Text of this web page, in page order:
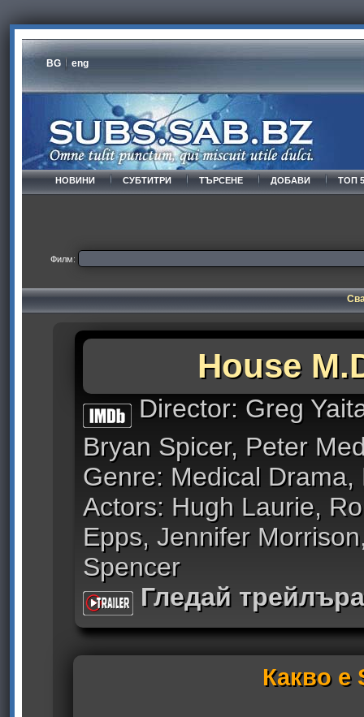
BG eng
НОВИНИ СУБТИТРИ ТЪРСЕНЕ ДОБАВИ ТОП
Филм:
House
Director: Greg
Bryan Spicer, Peter
Genre: Medical Drama,
Actors: Hugh Laurie,
Epps, Jennifer
Spencer
Гледай трейлъра
Какво е